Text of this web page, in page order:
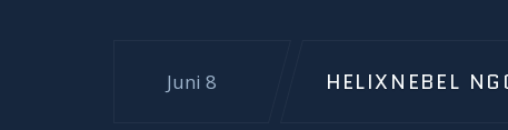
Juni 8 HELIXNEBEL